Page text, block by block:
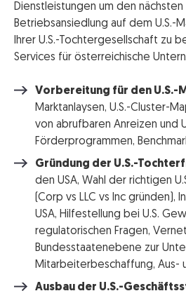
Dienstleistungen um den
Betriebsansiedlung auf dem U.S.-
Ihrer U.S.-Tochtergesellschaft zu
Services für österreichische
Vorbereitung für den
Marktanlaysen, U.S.-Cluster-
von abrufbaren Anreizen und
Förderprogrammen,
Gründung der U.S.-
den USA, Wahl der richtigen
(Corp vs LLC vs Inc gründen),
USA, Hilfestellung bei U.S.
regulatorischen Fragen,
Bundesstaatenebene zur
Mitarbeiterbeschaffung, Aus-
Ausbau der U.S.-